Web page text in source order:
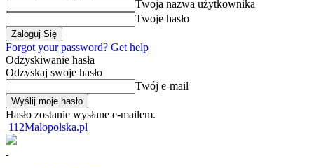
Twoja nazwa użytkownika
Twoje hasło
Forgot your password? Get help
Odzyskiwanie hasła
Odzyskaj swoje hasło
Twój e-mail
Hasło zostanie wysłane e-mailem.
112Malopolska.pl